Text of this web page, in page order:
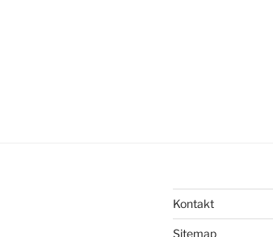
Kontakt
Sitemap